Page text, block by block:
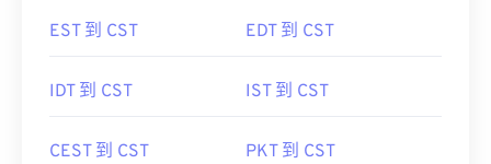
EST 到 CST EDT 到 CST
IDT 到 CST IST 到 CST
CEST 到 CST PKT 到 CST